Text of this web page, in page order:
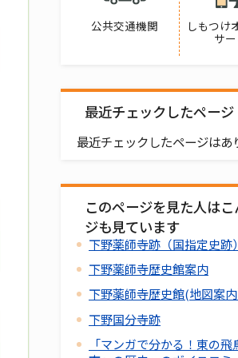
公共交通機関
しもつけ
サ
最近チェックしたページ
最近チェックしたページはあ
このページを見た人は
ジも見ています
下野薬師寺跡（国指定史跡）
下野薬師寺歴史館案内
下野薬師寺歴史館(地図案内
下野国分寺跡
「マンガで分かる！東の飛